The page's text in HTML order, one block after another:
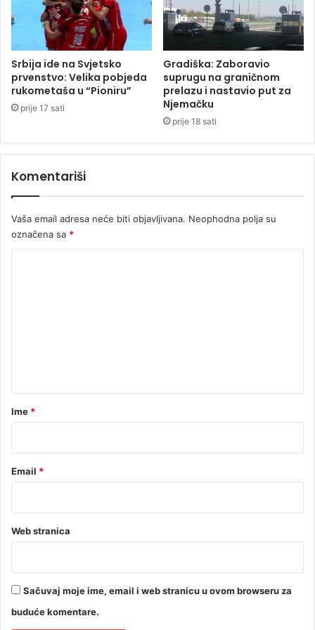
m
e
u
o
b
o
e
i
i
d
j
i
j
l
:
P
a
a
s
p
r
r
l
Srbija ide na Svjetsko
prvenstvo: Velika pobjeda
rukometaša u “Pioniru”
prije 17 sati
Gradiška: Zaboravio
suprugu na graničnom
prelazu i nastavio put za
Njemačku
prije 18 sati
Komentariši
Vaša email adresa neće biti objavljivana. Neophodna polja su
označena sa *
rIme *
Email *
Web stranica
Sačuvaj moje ime, email i web stranicu u ovom browseru za
buduće komentare.